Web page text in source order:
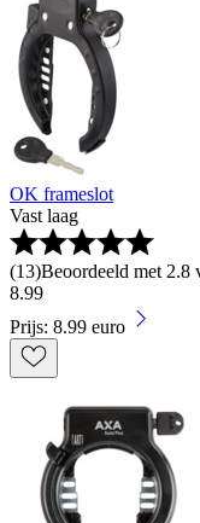
OK frameslot
Vast laag
(13)Beoordeeld met 2.8
8.99
Prijs: 8.99 euro